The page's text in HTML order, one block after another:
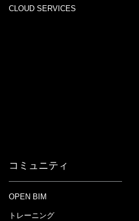
CLOUD SERVICES
コミュニティ
OPEN BIM
トレーニング